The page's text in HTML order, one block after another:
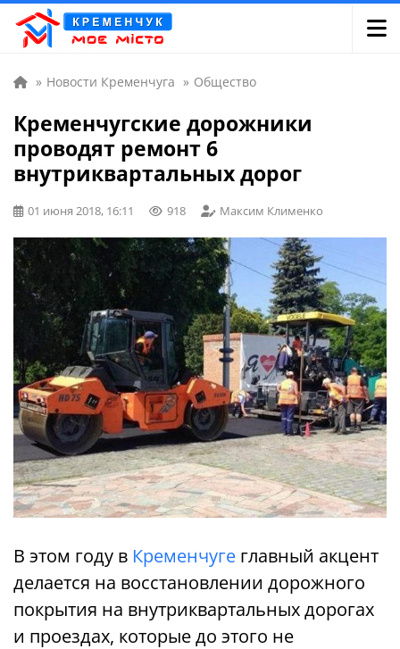
» Новости Кременчуга » Общество
Кременчугские дорожники
проводят ремонт 6
внутриквартальных дорог
01 июня 2018, 16:11 918 Максим Клименко
В этом году в Кременчуге главный акцент
делается на восстановлении дорожного
покрытия на внутриквартальных дорогах
и проездах, которые до этого не